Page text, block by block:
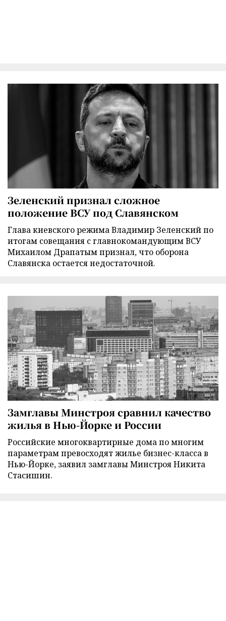
Зеленский признал сложное
положение ВСУ под Славянском
Глава киевского режима Владимир Зеленский по
итогам совещания с главнокомандующим ВСУ
Михаилом Драпатым признал, что оборона
Славянска остается недостаточной.
Замглавы Минстроя сравнил качество
жилья в Нью-Йорке и России
Российские многоквартирные дома по многим
параметрам превосходят жилье бизнес-класса в
Нью-Йорке, заявил замглавы Минстроя Никита
Стасишин.